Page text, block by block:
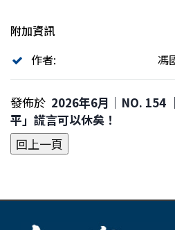
附加資訊
作者:
馮
發佈於 2026年6月｜NO. 154
平」謊言可以休矣！